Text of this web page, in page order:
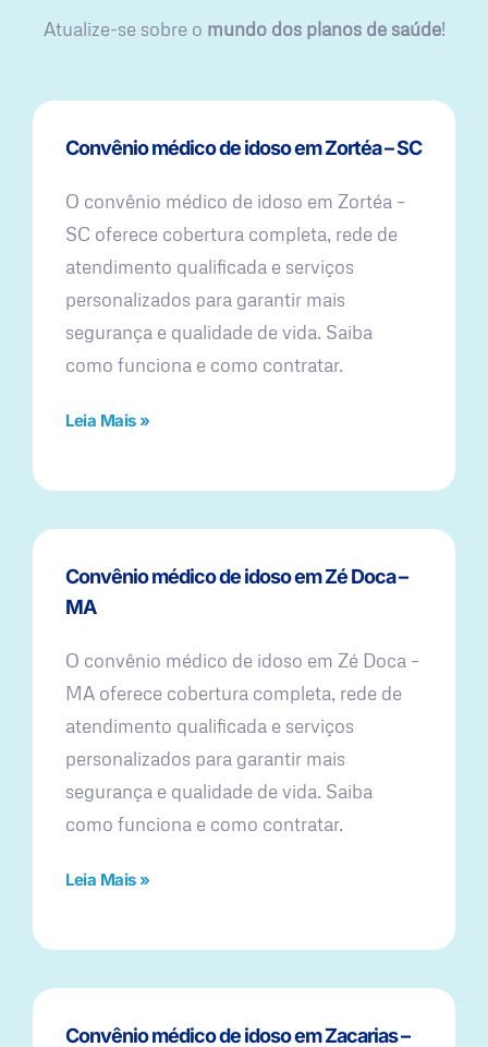
Atualize-se sobre o mundo dos planos de saúde!
Convênio médico de idoso em Zortéa – SC
O convênio médico de idoso em Zortéa –
SC oferece cobertura completa, rede de
atendimento qualificada e serviços
personalizados para garantir mais
segurança e qualidade de vida. Saiba
como funciona e como contratar.
Leia Mais »
Convênio médico de idoso em Zé Doca –
MA
O convênio médico de idoso em Zé Doca –
MA oferece cobertura completa, rede de
atendimento qualificada e serviços
personalizados para garantir mais
segurança e qualidade de vida. Saiba
como funciona e como contratar.
Leia Mais »
Convênio médico de idoso em Zacarias –